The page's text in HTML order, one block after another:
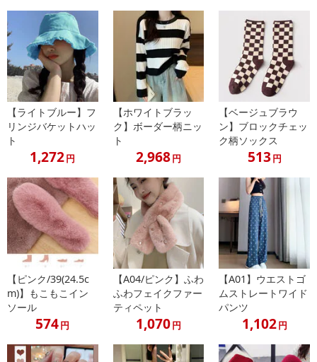
しっかりした生地に、重たすぎず薄すぎない適度なボリューム感。
ループ紐が付いているので、フックなどに引っ掛けて使うことがで
きます。
明るい色から落ち着いた色まで、様々なシーンに合わせてお使い頂
ご家族で色違い揃えたり、お客様用にもオススメ！
【ライトブルー】フ
リンジバケットハッ
ト
1,272円
【ホワイトブラッ
ク】ボーダー柄ニッ
ト
2,968円
【ベージュブラウ
ン】ブロックチェッ
ク柄ソックス
513円
【ピンク/39(24.5c
m)】もこもこイン
ソール
574円
【A04/ピンク】ふわ
ふわフェイクファー
ティペット
1,070円
【A01】ウエストゴ
ムストレートワイド
パンツ
1,102円